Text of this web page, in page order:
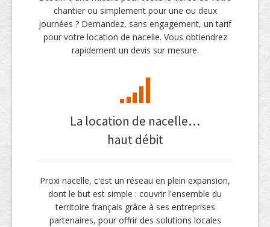
chantier ou simplement pour une ou deux
journées ? Demandez, sans engagement, un tarif
pour votre location de nacelle. Vous obtiendrez
rapidement un devis sur mesure.
La location de nacelle…
haut débit
Proxi nacelle, c'est un réseau en plein expansion,
dont le but est simple : couvrir l'ensemble du
territoire français grâce à ses entreprises
partenaires, pour offrir des solutions locales